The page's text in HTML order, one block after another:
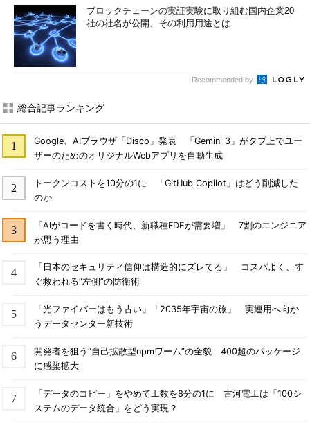
ブロックチェーンの実証実験に取り組む国内企業20
社の社名が公開、その利用用途とは
Recommended by
総合記事ランキング
Google、AIブラウザ「Disco」発表 「Gemini 3」がタブ上でユー
ザーのためのオリジナルWebアプリを自動生成
トークンコストを10分の1に 「GitHub Copilot」はどう削減した
のか
「AIがコードを書く時代、新職種FDEが需要増」 7割のエンジニア
が思う理由
「日本のセキュリティ信仰は構造的にズレてる」 コスパよく、す
ぐ救われる“左側”の防衛術
「光ファイバーはもう古い」「2035年宇宙の旅」 実運用へ向か
うデータセンター新技術
開発者を狙う“自己拡散型npmワーム”の全貌 400超のパッケージ
に感染拡大
「データのコピー」をやめて工数を8分の1に 古河電工は「100シ
ステムのデータ統合」をどう実現？